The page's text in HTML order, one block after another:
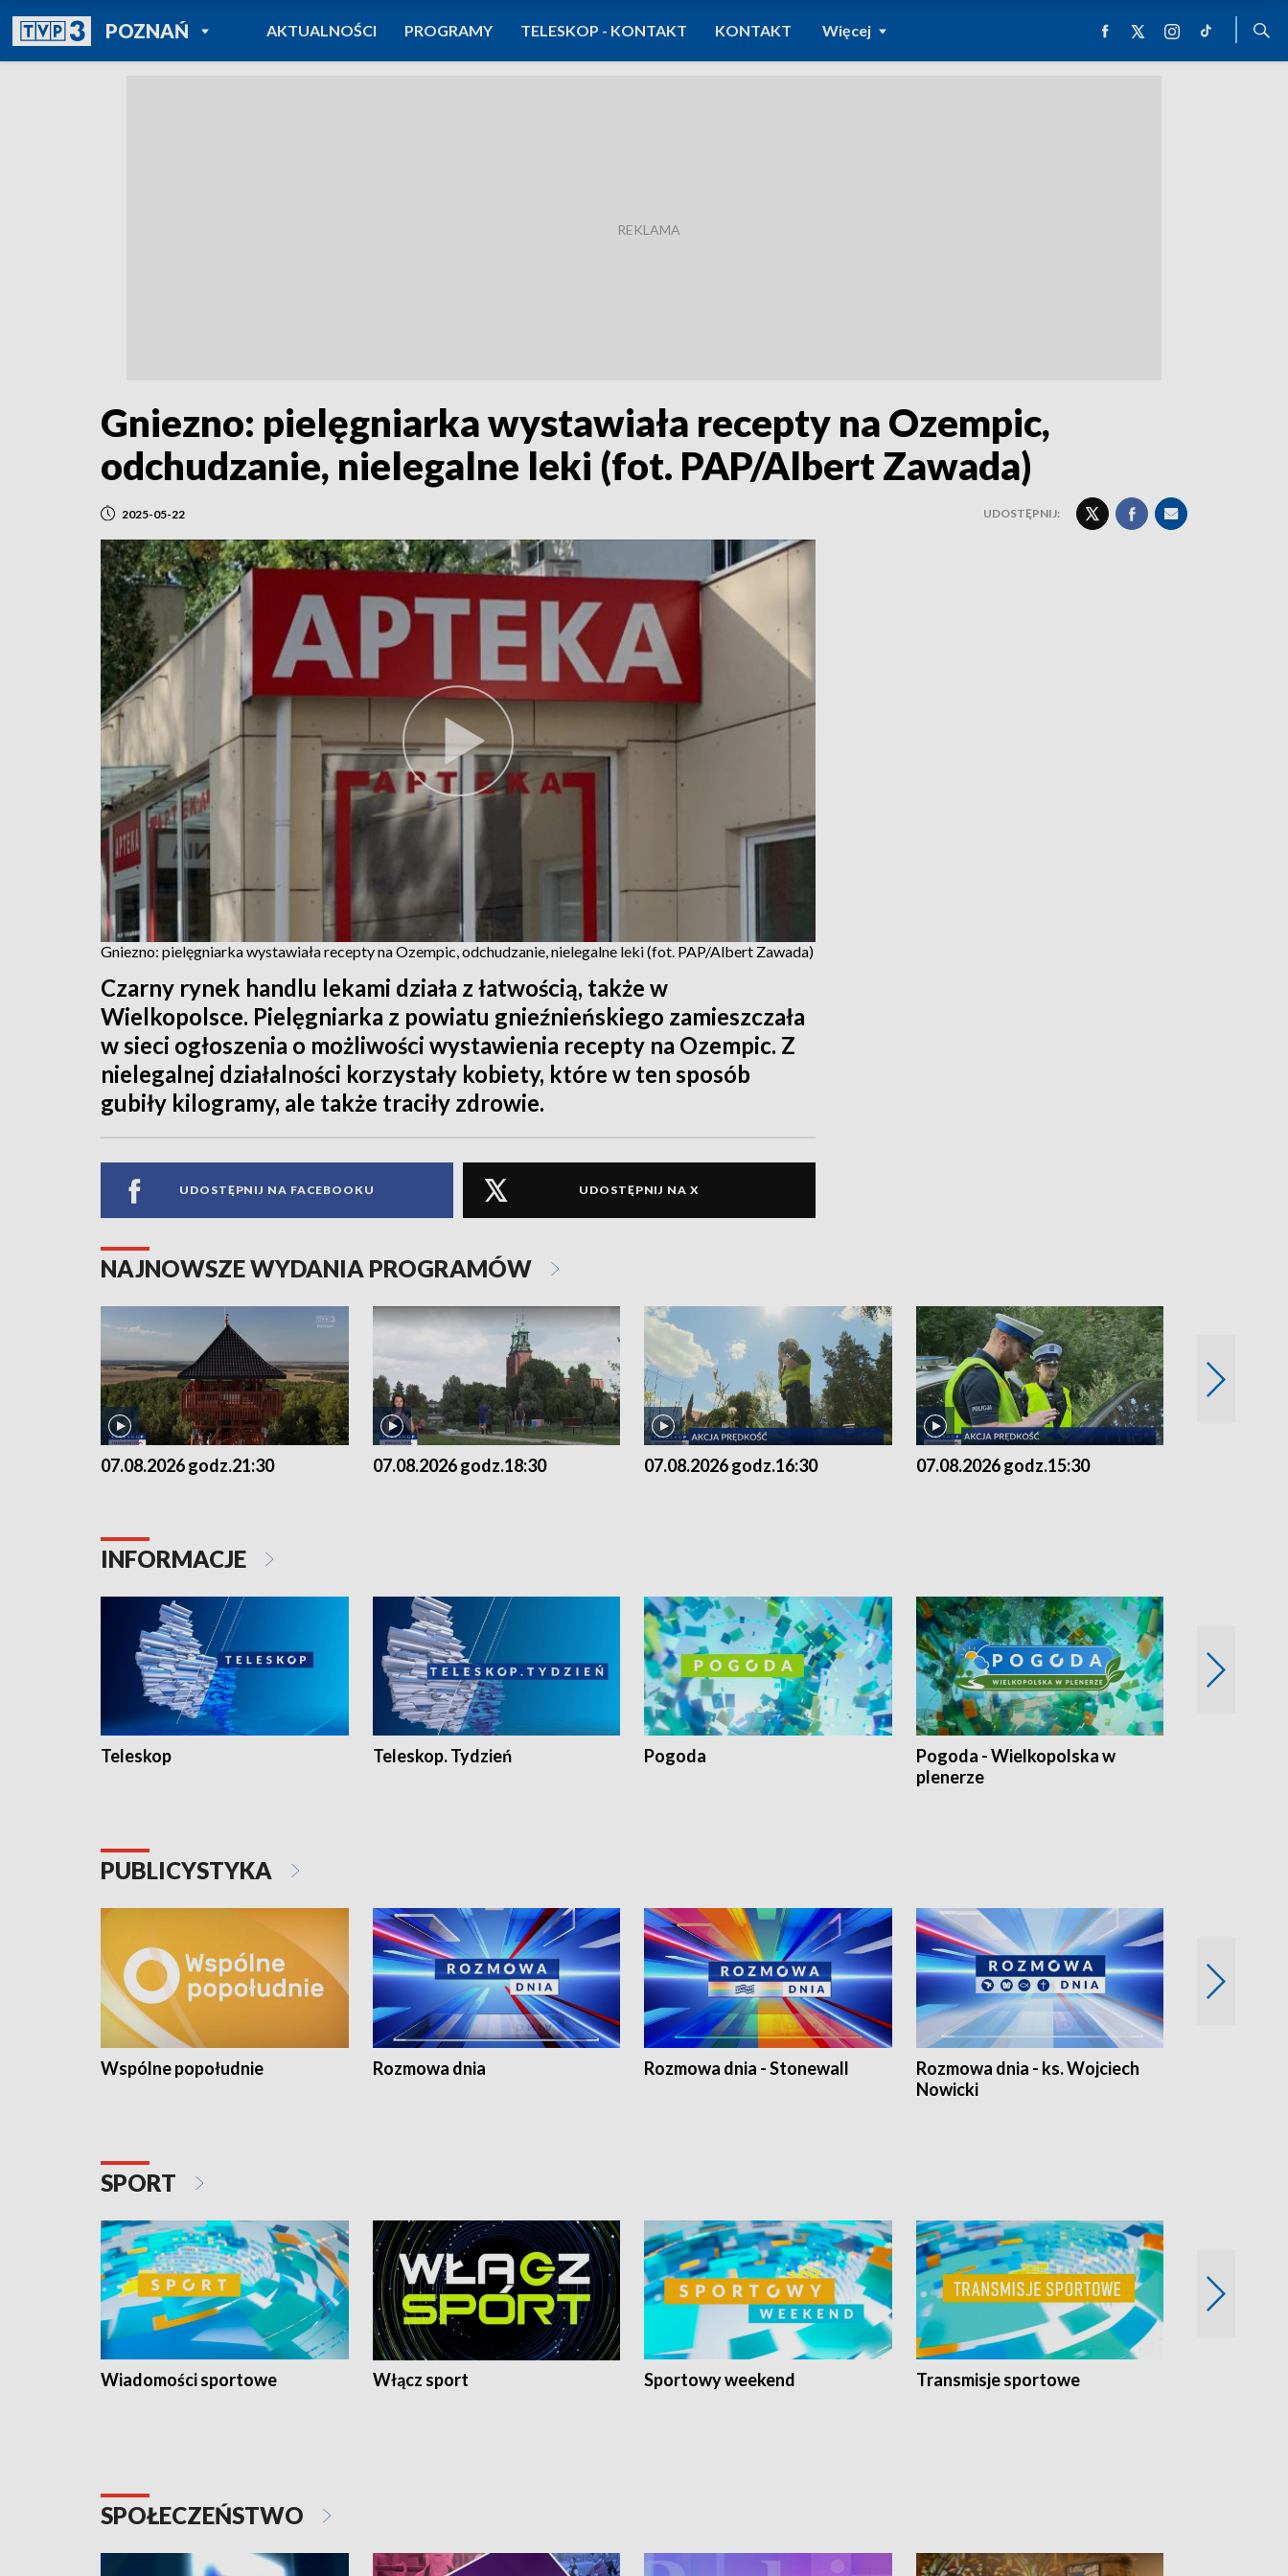
POZNAŃPOWRÓT DO
TVP REGIONY
AKTUALNOŚCI PROGRAMY TELESKOP - KONTAKT KONTAKT Więcej
Gniezno: pielęgniarka wystawiała recepty na Ozempic,
odchudzanie, nielegalne leki (fot. PAP/Albert Zawada)
2025-05-22 UDOSTĘPNIJ:
Gniezno: pielęgniarka wystawiała recepty na Ozempic, odchudzanie, nielegalne leki (fot. PAP/Albert Zawada)
Czarny rynek handlu lekami działa z łatwością, także w
Wielkopolsce. Pielęgniarka z powiatu gnieźnieńskiego zamieszczała
w sieci ogłoszenia o możliwości wystawienia recepty na Ozempic. Z
nielegalnej działalności korzystały kobiety, które w ten sposób
gubiły kilogramy, ale także traciły zdrowie.
UDOSTĘPNIJ NA FACEBOOKU UDOSTĘPNIJ NA X
NAJNOWSZE WYDANIA PROGRAMÓW
07.08.2026 godz.21:30 07.08.2026 godz.18:30 07.08.2026 godz.16:30 07.08.2026 godz.15:30
INFORMACJE
Teleskop Teleskop. Tydzień Pogoda
Pogoda - Wielkopolska w
plenerze
PUBLICYSTYKA
Wspólne popołudnie Rozmowa dnia Rozmowa dnia - Stonewall
Rozmowa dnia - ks. Wojciech
Nowicki
SPORT
Wiadomości sportowe Włącz sport Sportowy weekend Transmisje sportowe
SPOŁECZEŃSTWO